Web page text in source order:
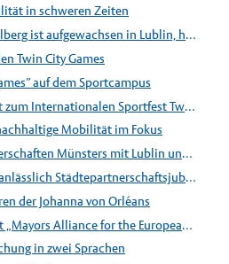
in schweren Zeiten
Jolanta Vogelberg ist aufgewachsen in Lublin, heimisch in Münster
Twin City Games
auf dem Sportcampus
Münster lädt zum Internationalen Sportfest Twin City Games ein
Mobilität im Fokus
Städtepartnerschaften Münsters mit Lublin und Rishon LeZion werden gefeiert
Festkonzert anlässlich Städtepartnerschaftsjubiläen
der Johanna von Orléans
OB Lewe tritt „Mayors Alliance for the European Green Deal“ bei
in zwei Sprachen